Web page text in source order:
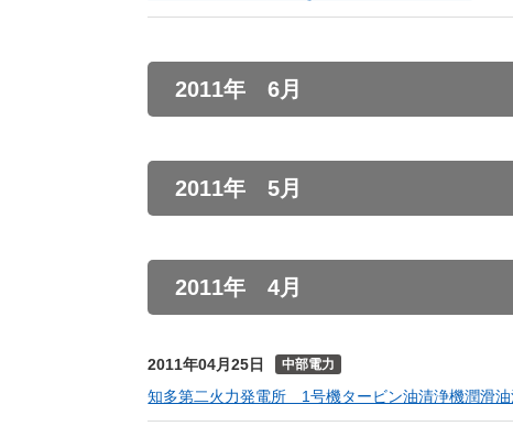
2011年 6月
2011年 5月
2011年 4月
2011年04月25日 中部電力
知多第二火力発電所 1号機タービン油清浄機潤滑